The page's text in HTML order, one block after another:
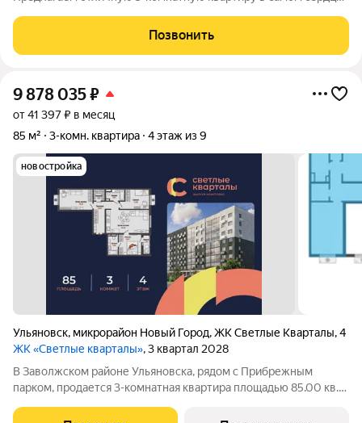
Планировка:Три просторные изолированные комнаты дают
полную свободу действий: детская, спальня,
Позвонить
9 878 035₽
от 41 397 ₽ в месяц
85 м²
3-комн. квартира 4 этаж из 9
новостройка
Ульяновск, микрорайон Новый Город,ЖК Светлые Кварталы,4
ЖК «Светлые кварталы», 3 квартал 2028
В Заволжском районе Ульяновска, рядом с Прибрежным
парком, продается 3-комнатная квартира площадью 85.00 кв.
комфорт-класса «Светлые кварталы» (Застройщик ГК